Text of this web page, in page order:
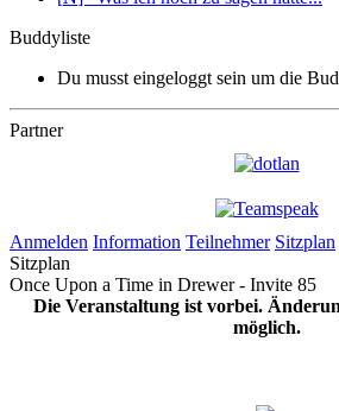
Buddyliste
Du musst eingeloggt sein um die
Partner
Anmelden Information Teilnehmer Sitzplan
Sitzplan
Once Upon a Time in Drewer - Invite 85
Die Veranstaltung ist vorbei.
möglich.